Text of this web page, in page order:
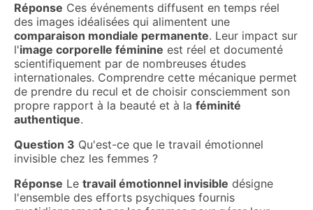
Réponse Ces événements diffusent en temps réel
des images idéalisées qui alimentent une
comparaison mondiale permanente. Leur impact sur
l'image corporelle féminine est réel et documenté
scientifiquement par de nombreuses études
internationales. Comprendre cette mécanique permet
de prendre du recul et de choisir consciemment son
propre rapport à la beauté et à la féminité
authentique.
Question 3 Qu'est-ce que le travail émotionnel
invisible chez les femmes ?
Réponse Le travail émotionnel invisible désigne
l'ensemble des efforts psychiques fournis